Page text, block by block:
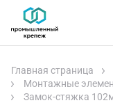
Главная страница
Монтажные
Замок-стяжка